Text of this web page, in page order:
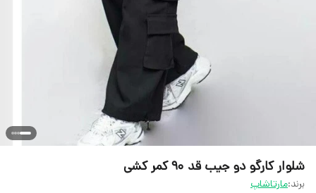
شلوار کارگو دو جیب قد 90 کمر کشی
برند:مارتاشاپ